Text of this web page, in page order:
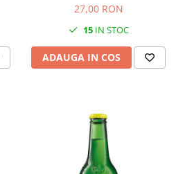
27,00 RON
15IN STOC
ADAUGA IN COS